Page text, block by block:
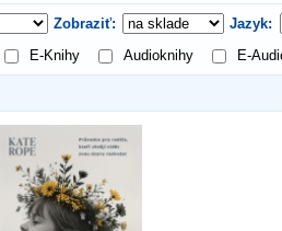
Zobraziť:
Jazyk:
E-Knihy Audioknihy E-